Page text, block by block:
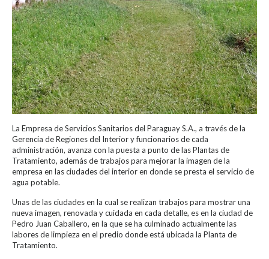
La Empresa de Servicios Sanitarios del Paraguay S.A., a través de la
Gerencia de Regiones del Interior y funcionarios de cada
administración, avanza con la puesta a punto de las Plantas de
Tratamiento, además de trabajos para mejorar la imagen de la
empresa en las ciudades del interior en donde se presta el servicio de
agua potable.
Unas de las ciudades en la cual se realizan trabajos para mostrar una
nueva imagen, renovada y cuidada en cada detalle, es en la ciudad de
Pedro Juan Caballero, en la que se ha culminado actualmente las
labores de limpieza en el predio donde está ubicada la Planta de
Tratamiento.